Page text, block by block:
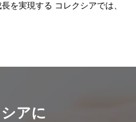
を実現する コレクシアでは、
アに